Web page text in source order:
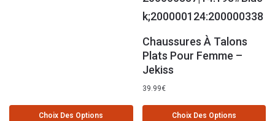
Choix Des Options
Chaussures À Talons
Plats Pour Femme –
Jekiss
39.99€
Choix Des Options